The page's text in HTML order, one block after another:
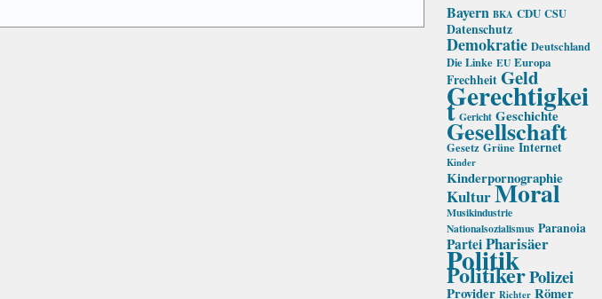
Bayern BKA CDU CSU
Datenschutz
Demokratie Deutschland
Die Linke EU Europa
Frechheit Geld
Gerechtigkei
t Gericht Geschichte
Gesellschaft
Gesetz Grüne Internet
Kinder
Kinderpornographie
KulturMoral
Musikindustrie
Nationalsozialismus Paranoia
ParteiPharisäer
Politik
PolitikerPolizei
Provider Richter Römer